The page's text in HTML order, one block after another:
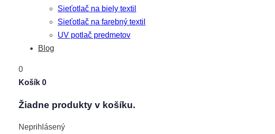
Sieťotlač na biely textil
Sieťotlač na farebný textil
UV potlač predmetov
Blog
0
Košík 0
Žiadne produkty v košíku.
Neprihlásený